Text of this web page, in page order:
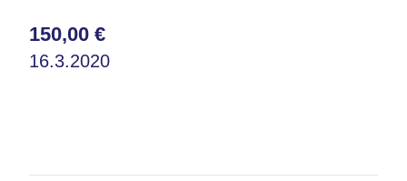
150,00 €
16.3.2020